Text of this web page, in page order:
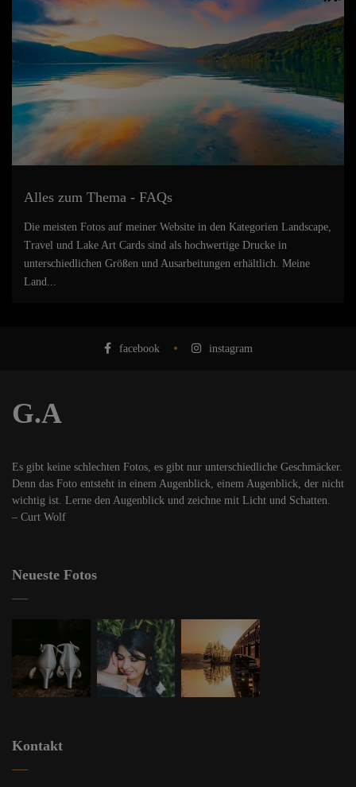
Alles zum Thema - FAQs
Die meisten Fotos auf meiner Website in den Kategorien Landscape,
Travel und Lake Art Cards sind als hochwertige Drucke in
unterschiedlichen Größen und Ausarbeitungen erhältlich. Meine
Land...
facebook instagram
G.A
Es gibt keine schlechten Fotos, es gibt nur unterschiedliche Geschmäcker.
Denn das Foto entsteht in einem Augenblick, einem Augenblick, der nicht
wichtig ist. Lerne den Augenblick und zeichne mit Licht und Schatten.
– Curt Wolf
Neueste Fotos
Kontakt